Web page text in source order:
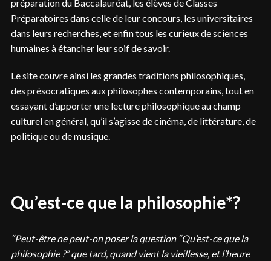
préparation du Baccalauréat, les élèves de Classes
Préparatoires dans celle de leur concours, les universitaires
dans leurs recherches, et enfin tous les curieux de sciences
humaines à étancher leur soif de savoir.
Le site couvre ainsi les grandes traditions philosophiques,
des présocratiques aux philosophes contemporains, tout en
essayant d’apporter une lecture philosophique au champ
culturel en général, qu’il s’agisse de cinéma, de littérature, de
politique ou de musique.
Qu’est-ce que la philosophie*?
“Peut-être ne peut-on poser la question “Qu’est-ce que la
philosophie ?” que tard, quand vient la vieillesse, et l’heure